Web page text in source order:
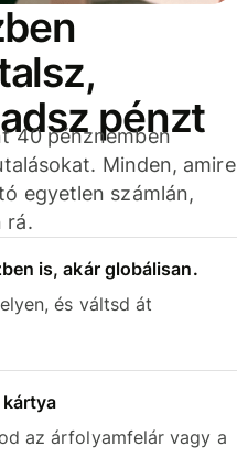
pénzt
40 pénznemben
Minden, amire
egyetlen számlán,
rá.
is, akár globálisan.
és váltsd át
az árfolyamfelár vagy a